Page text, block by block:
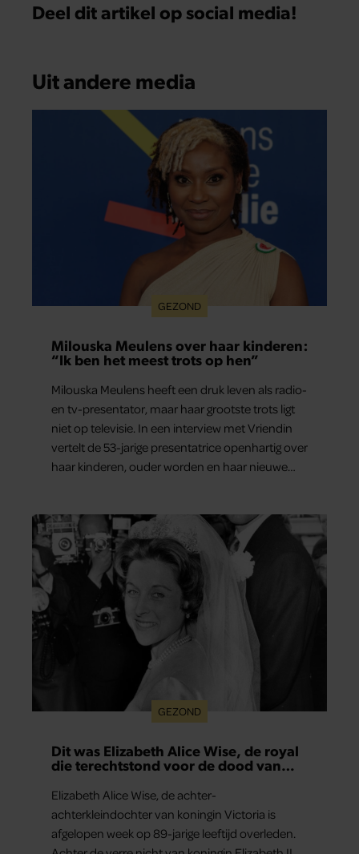
Deel dit artikel op social media!
Uit andere media
GEZOND
Milouska Meulens over haar kinderen:
“Ik ben het meest trots op hen”
Milouska Meulens heeft een druk leven als radio-
en tv-presentator, maar haar grootste trots ligt
niet op televisie. In een interview met Vriendin
vertelt de 53-jarige presentatrice openhartig over
haar kinderen, ouder worden en haar nieuwe
dag het meest bezighouden.
GEZOND
Dit was Elizabeth Alice Wise, de royal
die terechtstond voor de dood van
Elizabeth Alice Wise, de achter-
achterkleindochter van koningin Victoria is
afgelopen week op 89-jarige leeftijd overleden.